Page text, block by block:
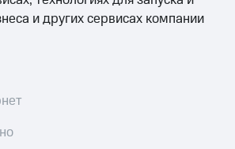
и других сервисах компании